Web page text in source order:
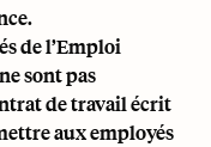
de l’Emploi
sont pas
de travail écrit
aux employés